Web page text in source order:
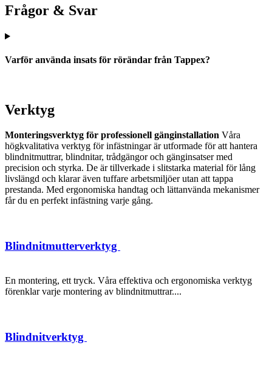
Frågor & Svar
Varför använda insats för rörändar från Tappex?
Verktyg
Monteringsverktyg för professionell gänginstallation Våra
högkvalitativa verktyg för infästningar är utformade för att hantera
blindnitmuttrar, blindnitar, trådgängor och gänginsatser med
precision och styrka. De är tillverkade i slitstarka material för lång
livslängd och klarar även tuffare arbetsmiljöer utan att tappa
prestanda. Med ergonomiska handtag och lättanvända mekanismer
får du en perfekt infästning varje gång.
Blindnitmutterverktyg
En montering, ett tryck. Våra effektiva och ergonomiska verktyg
förenklar varje montering av blindnitmuttrar....
Blindnitverktyg